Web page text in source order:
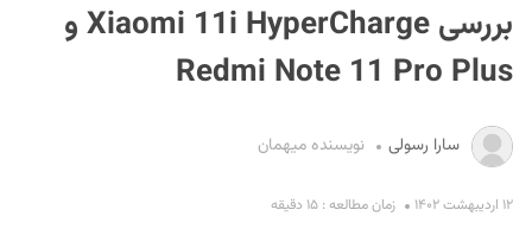
بررسی Xiaomi 11i HyperCharge و
Redmi Note 11 Pro Plus
سارا رسولی نویسنده میهمان
۱۲ اردیبهشت ۱۴۰۲ زمان مطالعه : ۱۵ دقیقه